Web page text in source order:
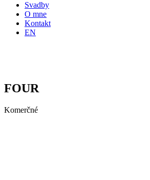
Svadby
O mne
Kontakt
EN
FOUR
Komerčné